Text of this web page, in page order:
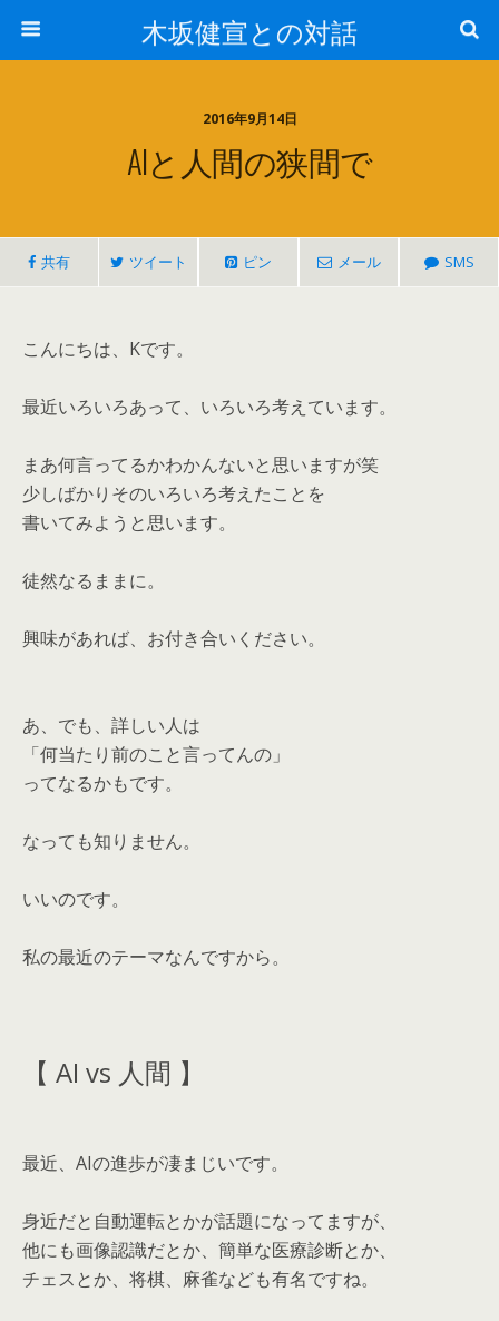
木坂健宣との対話
2016年9月14日
AIと人間の狭間で
共有 ツイート ピン メール SMS
こんにちは、Kです。
最近いろいろあって、いろいろ考えています。
まあ何言ってるかわかんないと思いますが笑
少しばかりそのいろいろ考えたことを
書いてみようと思います。
徒然なるままに。
興味があれば、お付き合いください。
あ、でも、詳しい人は
「何当たり前のこと言ってんの」
ってなるかもです。
なっても知りません。
いいのです。
私の最近のテーマなんですから。
【 AI vs 人間 】
最近、AIの進歩が凄まじいです。
身近だと自動運転とかが話題になってますが、
他にも画像認識だとか、簡単な医療診断とか、
チェスとか、将棋、麻雀なども有名ですね。